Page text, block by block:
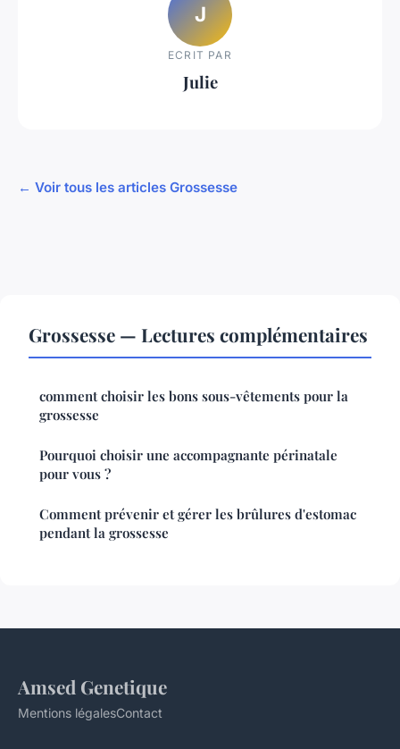
J
ECRIT PAR
Julie
← Voir tous les articles Grossesse
Grossesse — Lectures complémentaires
comment choisir les bons sous-vêtements pour la
grossesse
Pourquoi choisir une accompagnante périnatale
pour vous ?
Comment prévenir et gérer les brûlures d'estomac
pendant la grossesse
Amsed Genetique
Mentions légalesContact